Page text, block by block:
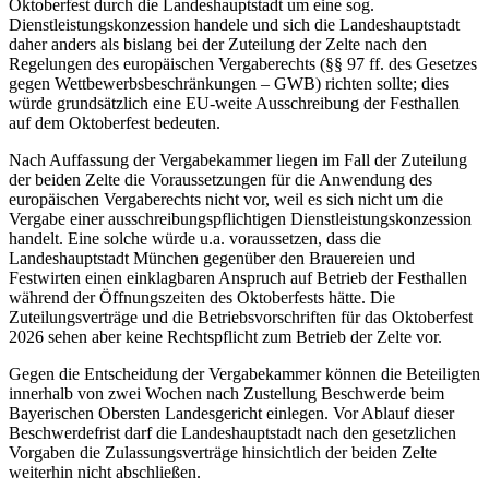
Oktoberfest durch die Landeshauptstadt um eine sog.
Dienstleistungskonzession handele und sich die Landeshauptstadt
daher anders als bislang bei der Zuteilung der Zelte nach den
Regelungen des europäischen Vergaberechts (§§ 97 ff. des Gesetzes
gegen Wettbewerbsbeschränkungen – GWB) richten sollte; dies
würde grundsätzlich eine EU-weite Ausschreibung der Festhallen
auf dem Oktoberfest bedeuten.
Nach Auffassung der Vergabekammer liegen im Fall der Zuteilung
der beiden Zelte die Voraussetzungen für die Anwendung des
europäischen Vergaberechts nicht vor, weil es sich nicht um die
Vergabe einer ausschreibungspflichtigen Dienstleistungskonzession
handelt. Eine solche würde u.a. voraussetzen, dass die
Landeshauptstadt München gegenüber den Brauereien und
Festwirten einen einklagbaren Anspruch auf Betrieb der Festhallen
während der Öffnungszeiten des Oktoberfests hätte. Die
Zuteilungsverträge und die Betriebsvorschriften für das Oktoberfest
2026 sehen aber keine Rechtspflicht zum Betrieb der Zelte vor.
Gegen die Entscheidung der Vergabekammer können die Beteiligten
innerhalb von zwei Wochen nach Zustellung Beschwerde beim
Bayerischen Obersten Landesgericht einlegen. Vor Ablauf dieser
Beschwerdefrist darf die Landeshauptstadt nach den gesetzlichen
Vorgaben die Zulassungsverträge hinsichtlich der beiden Zelte
weiterhin nicht abschließen.